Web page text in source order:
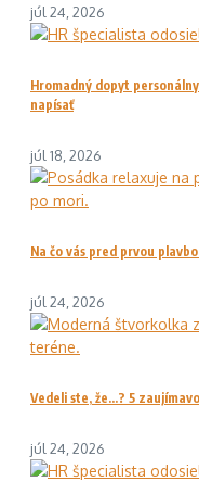
júl 24, 2026
Hromadný dopyt
napísať
júl 18, 2026
Na čo vás pred prvou
júl 24, 2026
Vedeli ste, že…? 5
júl 24, 2026